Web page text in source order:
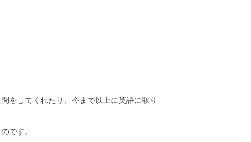
をしてくれたり、今まで以上に英語に取り
です。